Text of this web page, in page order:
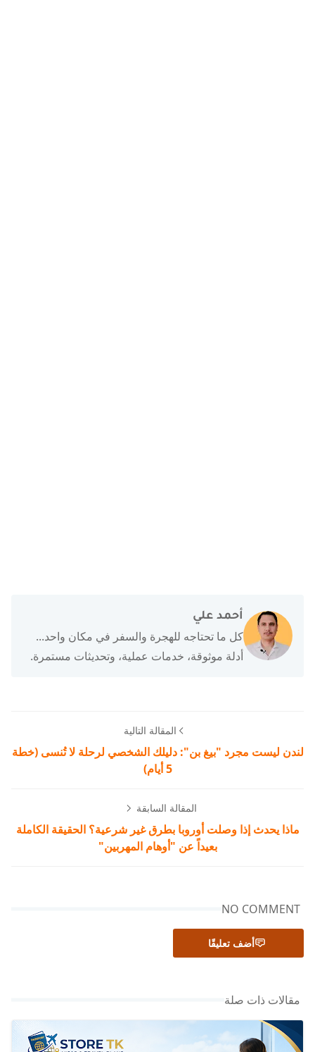
أحمد علي
كل ما تحتاجه للهجرة والسفر في مكان واحد...
أدلة موثوقة، خدمات عملية، وتحديثات مستمرة.
المقالة التالية
لندن ليست مجرد "بيغ بن": دليلك الشخصي لرحلة لا تُنسى (خطة
5 أيام)
المقالة السابقة
ماذا يحدث إذا وصلت أوروبا بطرق غير شرعية؟ الحقيقة الكاملة
بعيداً عن "أوهام المهربين"
NO COMMENT
أضف تعليقًا
مقالات ذات صلة